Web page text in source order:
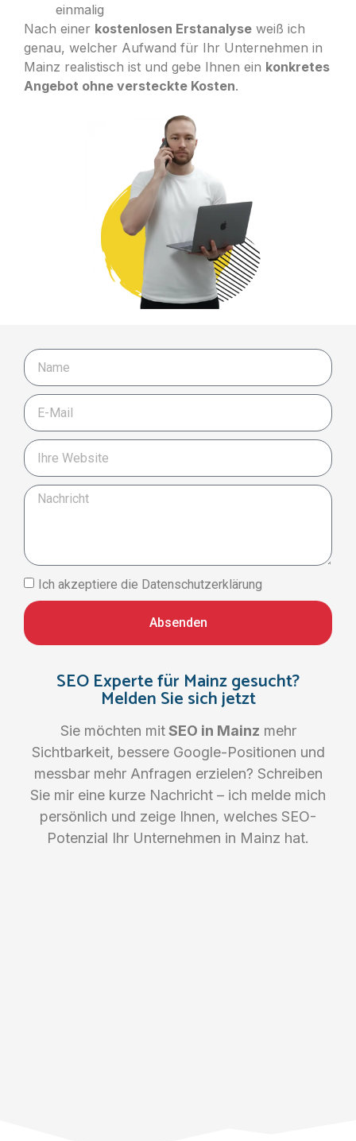
einmalig
Nach einer kostenlosen Erstanalyse weiß ich
genau, welcher Aufwand für Ihr Unternehmen in
Mainz realistisch ist und gebe Ihnen ein konkretes
Angebot ohne versteckte Kosten.
Ich akzeptiere die Datenschutzerklärung
Absenden
SEO Experte für Mainz gesucht?
Melden Sie sich jetzt
Sie möchten mitSEO in Mainz mehr
Sichtbarkeit, bessere Google-Positionen und
messbar mehr Anfragen erzielen? Schreiben
Sie mir eine kurze Nachricht – ich melde mich
persönlich und zeige Ihnen, welches SEO-
Potenzial Ihr Unternehmen in Mainz hat.